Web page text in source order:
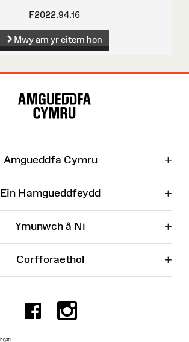
F2022.94.16
Mwy am yr eitem hon
Amgueddfa Cymru +
Ein Hamgueddfeydd +
Ymunwch â Ni +
Corfforaethol +
Facebook